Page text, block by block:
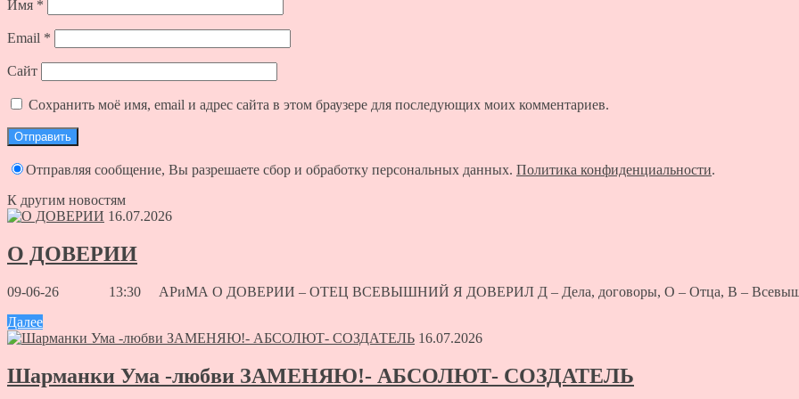
Имя *
Email *
Сайт
Сохранить моё имя, email и адрес сайта в этом браузере для последующих моих комментариев.
Отправляя сообщение, Вы разрешаете сбор и обработку персональных данных. Политика конфиденциальности.
К другим новостям
16.07.2026
О ДОВЕРИИ
09-06-26 13:30 АРиМА О ДОВЕРИИ – ОТЕЦ ВСЕВЫШНИЙ Я ДОВЕРИЛ Д – Дела, договоры, О – Отца, В –
Далее
16.07.2026
Шарманки Ума -любви ЗАМЕНЯЮ!- АБСОЛЮТ- СОЗДАТЕЛЬ